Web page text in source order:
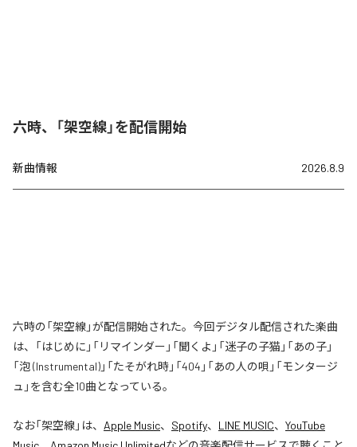
六時、「架空線」を配信開始
新曲情報 2026.8.9
六時の「架空線」が配信開始された。今回デジタル配信された楽曲
は、「はじめに」「リマインダー」「聞くよ」「迷子の子猫」「あの子」
「泡 (Instrumental)」「たそがれ時」「404」「あの人の唄」「モンタージ
ュ」を含む全10曲となっている。
なお「架空線」は、 Apple Music、 Spotify、 LINE MUSIC、 YouTube